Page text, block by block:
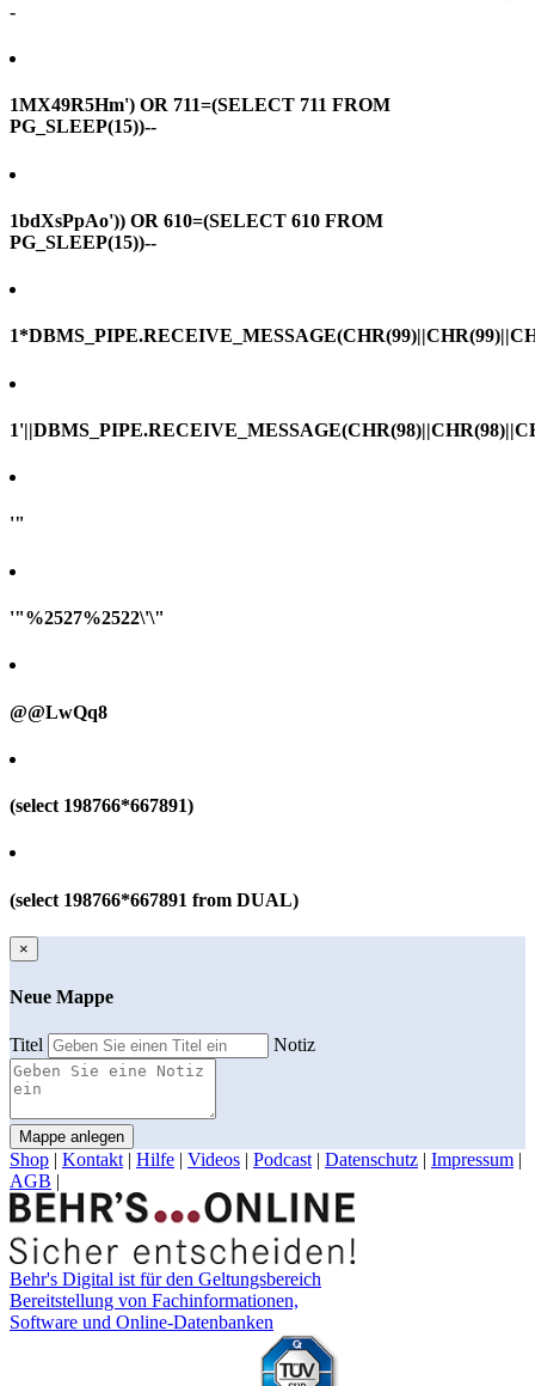
-
1MX49R5Hm') OR 711=(SELECT 711 FROM
PG_SLEEP(15))--
1bdXsPpAo')) OR 610=(SELECT 610 FROM
PG_SLEEP(15))--
'"
'"%2527%2522\'\"
@@LwQq8
(select 198766*667891)
(select 198766*667891 from DUAL)
×
Neue Mappe
Titel Notiz
Mappe anlegen
Shop | Kontakt | Hilfe | Videos | Podcast | Datenschutz | Impressum |
AGB |
Behr's Digital ist für den Geltungsbereich
Bereitstellung von Fachinformationen,
Software und Online-Datenbanken